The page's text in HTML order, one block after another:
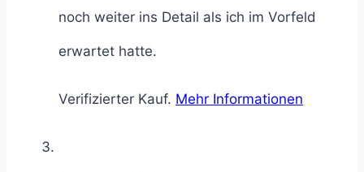
noch weiter ins Detail als ich im Vorfeld
erwartet hatte.
Verifizierter Kauf. Mehr Informationen